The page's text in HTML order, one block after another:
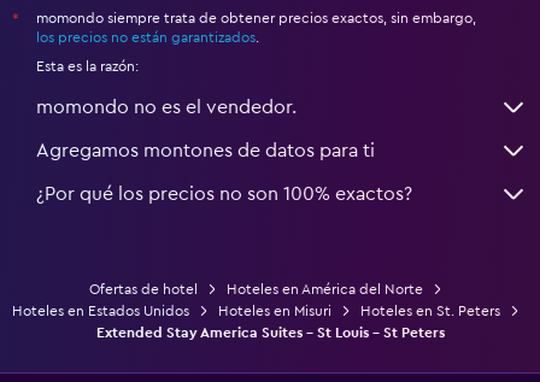
*
momondo siempre trata de obtener precios exactos, sin embargo,
los precios no están garantizados
Esta es la razón:
momondo no es el vendedor.
Agregamos montones de datos para ti
¿Por qué los precios no son 100% exactos?
Ofertas de hotel
Hoteles en América del Norte
Hoteles en Estados Unidos
Hoteles en Misuri
Hoteles en St. Peters
Extended Stay America Suites - St Louis - St Peters